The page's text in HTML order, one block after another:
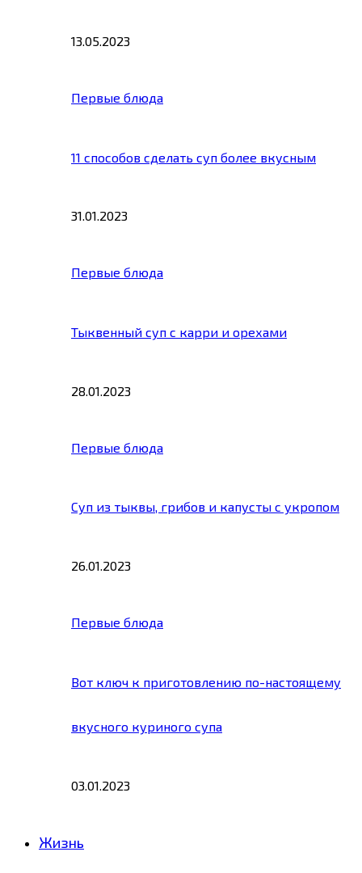
13.05.2023
Первые блюда
11 способов сделать суп более вкусным
31.01.2023
Первые блюда
Тыквенный суп с карри и орехами
28.01.2023
Первые блюда
Суп из тыквы, грибов и капусты с укропом
26.01.2023
Первые блюда
Вот ключ к приготовлению по-настоящему
вкусного куриного супа
03.01.2023
Жизнь